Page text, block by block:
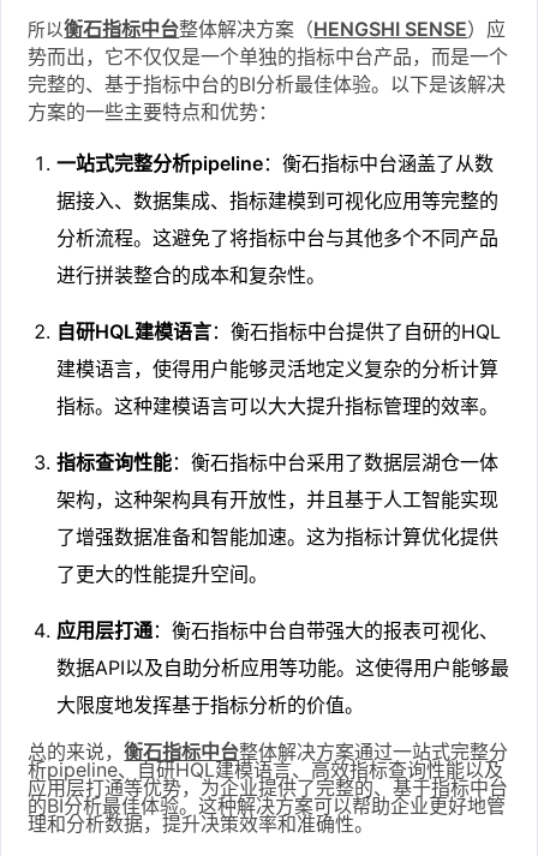
所以衡石指标中台整体解决方案（HENGSHI SENSE）应
势而出，它不仅仅是一个单独的指标中台产品，而是一个
完整的、基于指标中台的BI分析最佳体验。以下是该解决
方案的一些主要特点和优势：
一站式完整分析pipeline：衡石指标中台涵盖了从数
据接入、数据集成、指标建模到可视化应用等完整的
分析流程。这避免了将指标中台与其他多个不同产品
进行拼装整合的成本和复杂性。
自研HQL建模语言：衡石指标中台提供了自研的HQL
建模语言，使得用户能够灵活地定义复杂的分析计算
指标。这种建模语言可以大大提升指标管理的效率。
指标查询性能：衡石指标中台采用了数据层湖仓一体
架构，这种架构具有开放性，并且基于人工智能实现
了增强数据准备和智能加速。这为指标计算优化提供
了更大的性能提升空间。
应用层打通：衡石指标中台自带强大的报表可视化、
数据API以及自助分析应用等功能。这使得用户能够最
大限度地发挥基于指标分析的价值。
总的来说，衡石指标中台整体解决方案通过一站式完整分
析pipeline、自研HQL建模语言、高效指标查询性能以及
应用层打通等优势，为企业提供了完整的、基于指标中台
的BI分析最佳体验。这种解决方案可以帮助企业更好地管
理和分析数据，提升决策效率和准确性。